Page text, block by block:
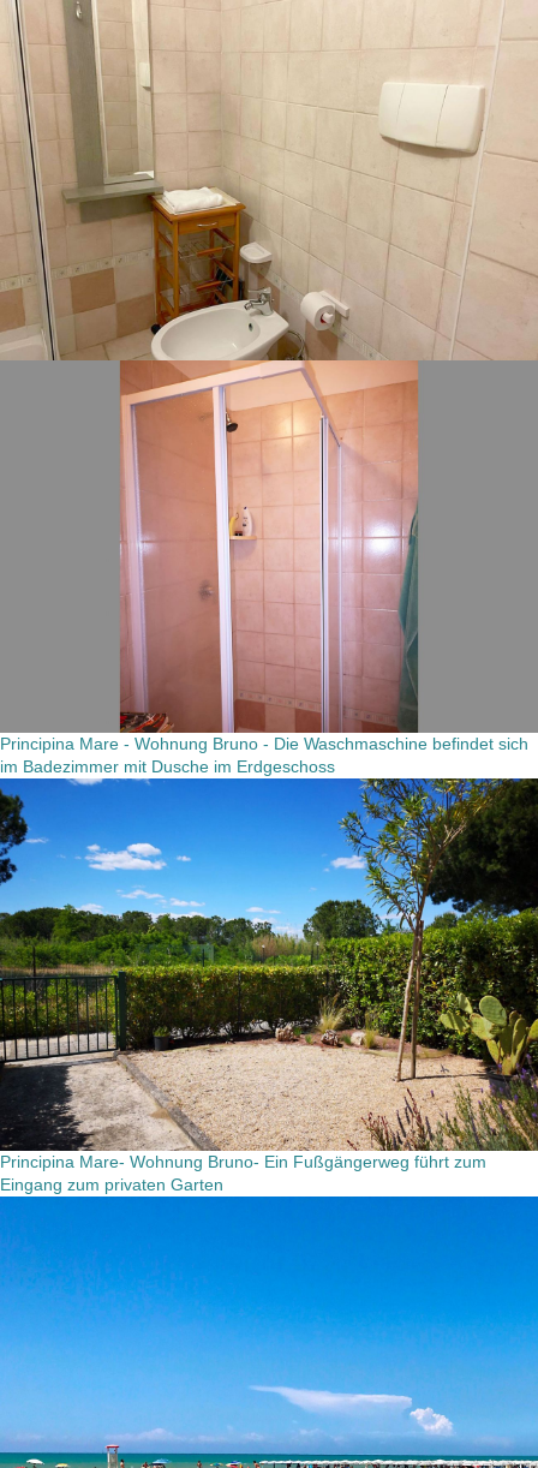
Principina Mare - Wohnung Bruno - Die Waschmaschine befindet sich
im Badezimmer mit Dusche im Erdgeschoss
Principina Mare- Wohnung Bruno- Ein Fußgängerweg führt zum
Eingang zum privaten Garten